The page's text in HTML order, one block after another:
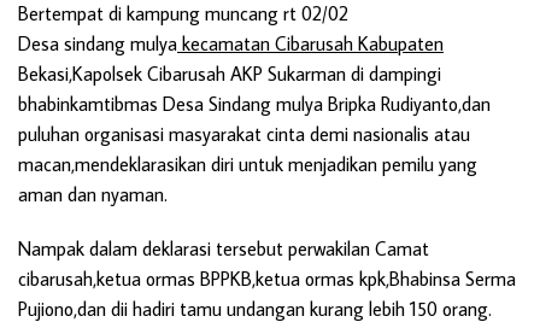
Bertempat di kampung muncang rt 02/02
Desa sindang mulya kecamatan Cibarusah Kabupaten
Bekasi,Kapolsek Cibarusah AKP Sukarman di dampingi
bhabinkamtibmas Desa Sindang mulya Bripka Rudiyanto,dan
puluhan organisasi masyarakat cinta demi nasionalis atau
macan,mendeklarasikan diri untuk menjadikan pemilu yang
aman dan nyaman.
Nampak dalam deklarasi tersebut perwakilan Camat
cibarusah,ketua ormas BPPKB,ketua ormas kpk,Bhabinsa Serma
Pujiono,dan dii hadiri tamu undangan kurang lebih 150 orang.